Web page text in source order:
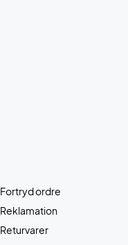
Fortryd ordre
Reklamation
Returvarer